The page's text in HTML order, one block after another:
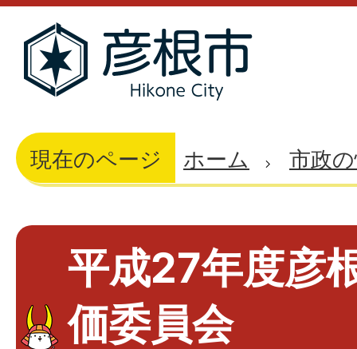
現在のページ ホーム 市政
平成27年度彦
価委員会